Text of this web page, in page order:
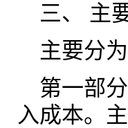
三、 主
主要分
第一部
入成本。